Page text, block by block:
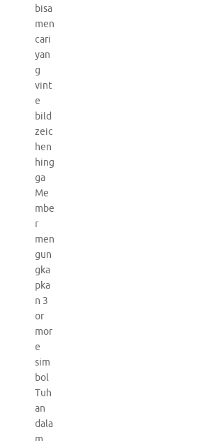
bisa
men
cari
yan
g
vint
e
bild
zeic
hen
hing
ga
Me
mbe
r
men
gun
gka
pka
n 3
or
mor
e
sim
bol
Tuh
an
dala